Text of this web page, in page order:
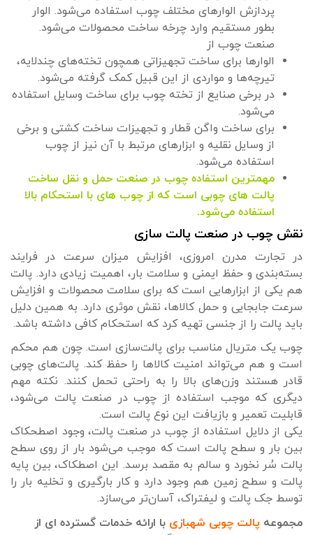
پردازش الوارهای مختلف چوب استفاده می‌شود. الوار
بطور مستقیم وارد چرخه ساخت محصولات می‌شود.
صنعت چوب از
الوارها برای ساخت تجهیزاتی همچون تخته‌های چندلایه،
تیرچه‌ها و مواردی از این قبیل کمک گرفته می‌شود.
در برخی صنایع از تخته چوب برای ساخت وسایل استفاده
می‌شود.
برای ساخت واگن قطار و تجهیزات ساخت کشتی و برخی
از وسایل نقلیه و ابزارهای مرتبط با آن نیز از چوب
استفاده می‌شود.
مهمترین استفاده چوب در صنعت حمل و نقل ساخت
پالت های چوبی است که از چوب های با استحکام بالا
استفاده می‌شود.
نقش چوب در صنعت پالت سازی
در تجارت مدرن امروزی، افزایش میزان سرعت در فرایند
بسته‌بندی و حفظ ایمنی و سلامت بار، اهمیت زیادی دارد. پالت
هم یکی از ابزارهایی است که برای سلامت محصولات و افزایش
سرعت جابجایی و حمل کالاها، نقش موثری دارد. به همین دلیل
باید پالت را از جنسی تهیه کرد که استحکام کافی داشته باشد.
چوب یک متریال مناسب برای پالت‌سازی است. چون هم محکم
است و هم می‌تواند امنیت کالاها را حفظ کند. پالت‌های چوبی
قادر هستند وزن‌های بالا را به راحتی تحمل کنند. نکته مهم
دیگری که موجب استفاده از چوب در صنعت پالت می‌شود،
قابلیت تعمیر و بازیافت این نوع پالت است.
یکی از دلایل استفاده از چوب در صنعت پالت، وجود اصطحکاک
بین بار و سطح پالت است که موجب می‌شود بار از روی سطح
پالت سُر نخورد و سالم به مقصد برسد. این اصطکاک، بین پایه
پالت و سطح زمین هم وجود دارد و کار بارگیری و تخلیه بار را
توسط جک پالت و لیفتراک، آسان‌تر می‌سازد.
مجموعه پالت چوبی شهبازی با ارائه خدمات گسترده ای از